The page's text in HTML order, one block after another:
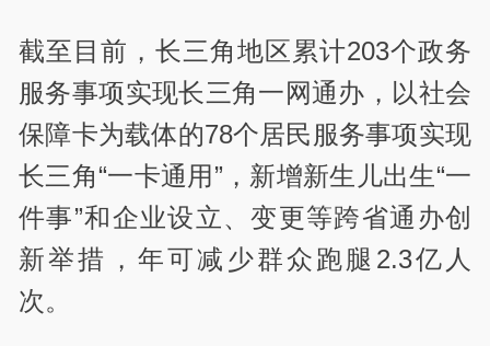
截至目前，长三角地区累计203个政务
服务事项实现长三角一网通办，以社会
保障卡为载体的78个居民服务事项实现
长三角“一卡通用”，新增新生儿出生“一
件事”和企业设立、变更等跨省通办创
新举措，年可减少群众跑腿2.3亿人
次。